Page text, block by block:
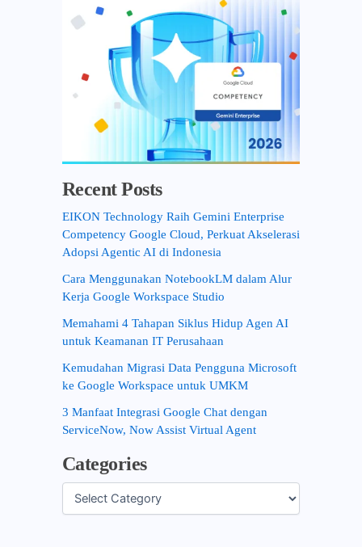
Recent Posts
EIKON Technology Raih Gemini Enterprise
Competency Google Cloud, Perkuat Akselerasi
Adopsi Agentic AI di Indonesia
Cara Menggunakan NotebookLM dalam Alur
Kerja Google Workspace Studio
Memahami 4 Tahapan Siklus Hidup Agen AI
untuk Keamanan IT Perusahaan
Kemudahan Migrasi Data Pengguna Microsoft
ke Google Workspace untuk UMKM
3 Manfaat Integrasi Google Chat dengan
ServiceNow, Now Assist Virtual Agent
Categories